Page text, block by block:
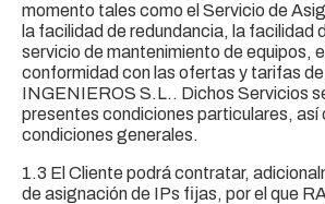
momento tales como el Servicio de
la facilidad de redundancia, la facilidad
servicio de mantenimiento de equipos,
conformidad con las ofertas y tarifas
INGENIEROS S.L.. Dichos Servicios
presentes condiciones particulares, así
condiciones generales.
1.3 El Cliente podrá contratar,
de asignación de IPs fijas, por el que